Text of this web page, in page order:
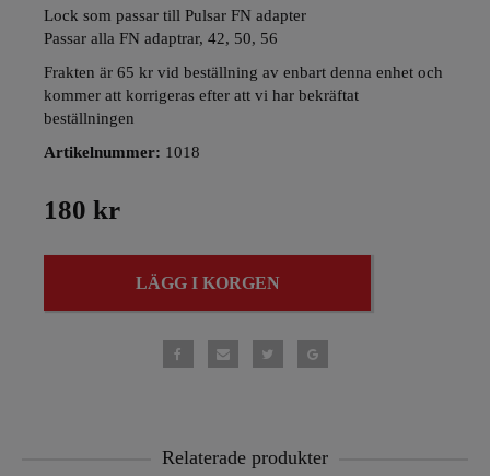
Lock som passar till Pulsar FN adapter
Passar alla FN adaptrar, 42, 50, 56
Frakten är 65 kr vid beställning av enbart denna enhet och
kommer att korrigeras efter att vi har bekräftat
beställningen
Artikelnummer: 1018
180 kr
LÄGG I KORGEN
Relaterade produkter